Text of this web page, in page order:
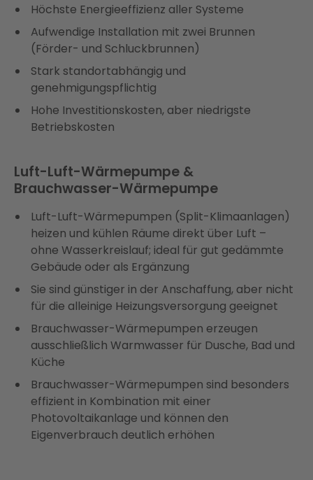
Höchste Energieeffizienz aller Systeme
Aufwendige Installation mit zwei Brunnen
(Förder- und Schluckbrunnen)
Stark standortabhängig und
genehmigungspflichtig
Hohe Investitionskosten, aber niedrigste
Betriebskosten
Luft-Luft-Wärmepumpe &
Brauchwasser-Wärmepumpe
Luft-Luft-Wärmepumpen (Split-Klimaanlagen)
heizen und kühlen Räume direkt über Luft –
ohne Wasserkreislauf; ideal für gut gedämmte
Gebäude oder als Ergänzung
Sie sind günstiger in der Anschaffung, aber nicht
für die alleinige Heizungsversorgung geeignet
Brauchwasser-Wärmepumpen erzeugen
ausschließlich Warmwasser für Dusche, Bad und
Küche
Brauchwasser-Wärmepumpen sind besonders
effizient in Kombination mit einer
Photovoltaikanlage und können den
Eigenverbrauch deutlich erhöhen